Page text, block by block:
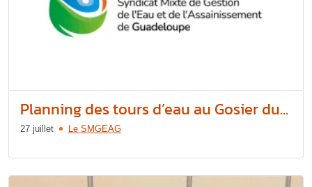
Planning des tours d’eau au Gosier du...
27 juillet Le SMGEAG